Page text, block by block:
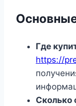
Где
https://
Сколько